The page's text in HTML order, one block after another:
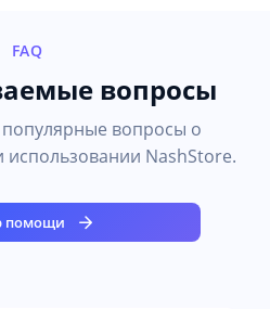
FAQ
вопросы
вопросы о
использовании NashStore.
помощи